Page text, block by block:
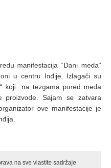
manifestacija “Dani meda“
u centru Inđije. Izlagači su
koji na tezgama pored meda
proizvode. Sajam se zatvara
ove manifestacije je
na sve vlastite sadržaje